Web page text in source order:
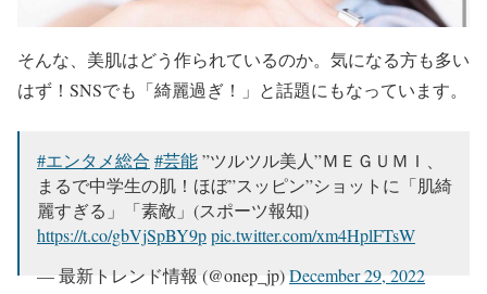
そんな、美肌はどう作られているのか。 気になる方も多い
はず！SNSでも「綺麗過ぎ！」と話題にもなっています。
#エンタメ総合 #芸能”ツルツル美人”ＭＥＧＵＭＩ、
まるで中学生の肌！ほぼ”スッピン”ショットに「肌綺
麗すぎる」「素敵」(スポーツ報知)
https://t.co/gbVjSpBY9ppic.twitter.com/xm4HplFTsW
— 最新トレンド情報 (@onep_jp)December 29, 2022